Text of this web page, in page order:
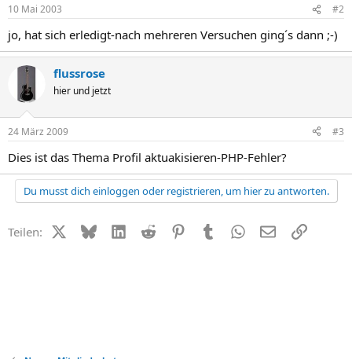
10 Mai 2003 #2
jo, hat sich erledigt-nach mehreren Versuchen ging´s dann ;-)
flussrose
hier und jetzt
24 März 2009 #3
Dies ist das Thema Profil aktuakisieren-PHP-Fehler?
Du musst dich einloggen oder registrieren, um hier zu antworten.
Teilen: X (Twitter)
BlueskyLinkedIn
Reddit PinterestTumblr WhatsApp
E-MailLink